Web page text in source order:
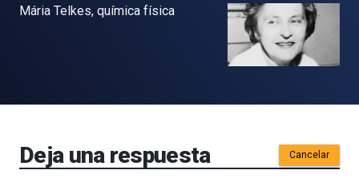
Mária Telkes, química física
Deja una respuesta Cancelar